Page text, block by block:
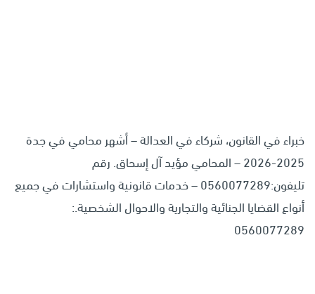
خبراء في القانون، شركاء في العدالة – أشهر محامي في جدة
2025-2026 – المحامي مؤيد آل إسحاق. رقم
تليفون:0560077289 – خدمات قانونية واستشارات في جميع
أنواع القضايا الجنائية والتجارية والاحوال الشخصية.:
0560077289